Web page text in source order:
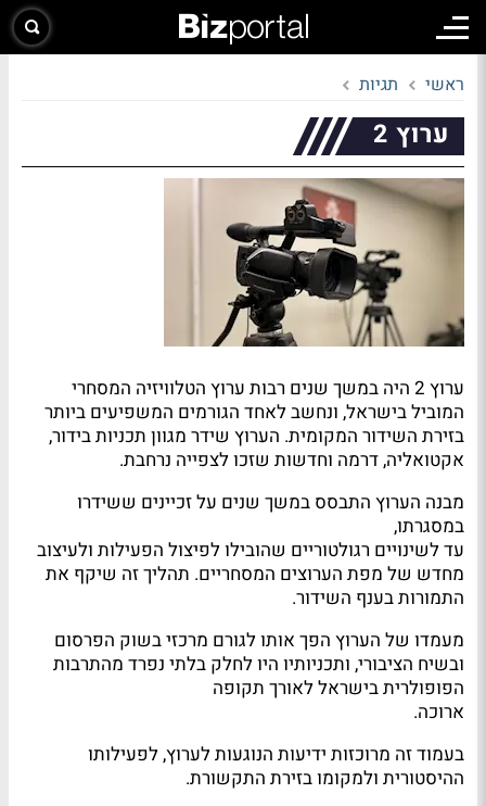
ראשי תגיות
ערוץ 2
ערוץ 2 היה במשך שנים רבות ערוץ הטלוויזיה המסחרי
המוביל בישראל, ונחשב לאחד הגורמים המשפיעים ביותר
בזירת השידור המקומית. הערוץ שידר מגוון תכניות בידור,
אקטואליה, דרמה וחדשות שזכו לצפייה נרחבת.
מבנה הערוץ התבסס במשך שנים על זכיינים ששידרו
במסגרתו,
עד לשינויים רגולטוריים שהובילו לפיצול הפעילות ולעיצוב
מחדש של מפת הערוצים המסחריים. תהליך זה שיקף את
התמורות בענף השידור.
מעמדו של הערוץ הפך אותו לגורם מרכזי בשוק הפרסום
ובשיח הציבורי, ותכניותיו היו לחלק בלתי נפרד מהתרבות
הפופולרית בישראל לאורך תקופה
ארוכה.
בעמוד זה מרוכזות ידיעות הנוגעות לערוץ, לפעילותו
ההיסטורית ולמקומו בזירת התקשורת.